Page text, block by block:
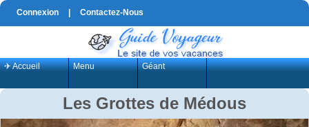
Connexion Contactez-Nous
✈ Accueil Menu Géant
Les Grottes de Médous